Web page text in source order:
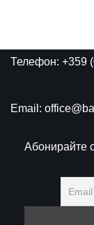
Телефон: +359
Email:
Абонирайте